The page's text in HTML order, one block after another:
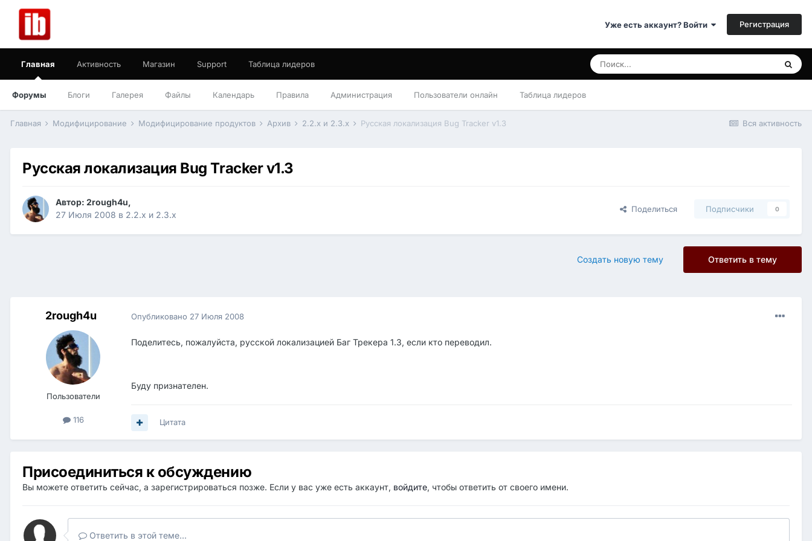
Уже есть аккаунт? Войти Регистрация
Главная
Форумы Блоги Галерея Файлы Календарь Правила Администрация Пользователи онлайн Таблица лидеров
Активность Магазин Support Таблица лидеров
Вся активность
Главная Модифицирование Модифицирование продуктов Архив 2.2.x и 2.3.x Русская локализация Bug Tracker v1.3
Русская локализация Bug Tracker v1.3
Автор: 2rough4u,
27 Июля 2008 в 2.2.x и 2.3.x
Поделиться Подписчики 0
Ответить в тему
Создать новую тему
2rough4u
Пользователи
116
Опубликовано 27 Июля 2008
Поделитесь, пожалуйста, русской локализацией Баг Трекера 1.3, если кто переводил.
Буду признателен.
Цитата
Присоединиться к обсуждению
Вы можете ответить сейчас, а зарегистрироваться позже. Если у вас уже есть аккаунт, войдите, чтобы ответить от своего имени.
Ответить в этой теме...